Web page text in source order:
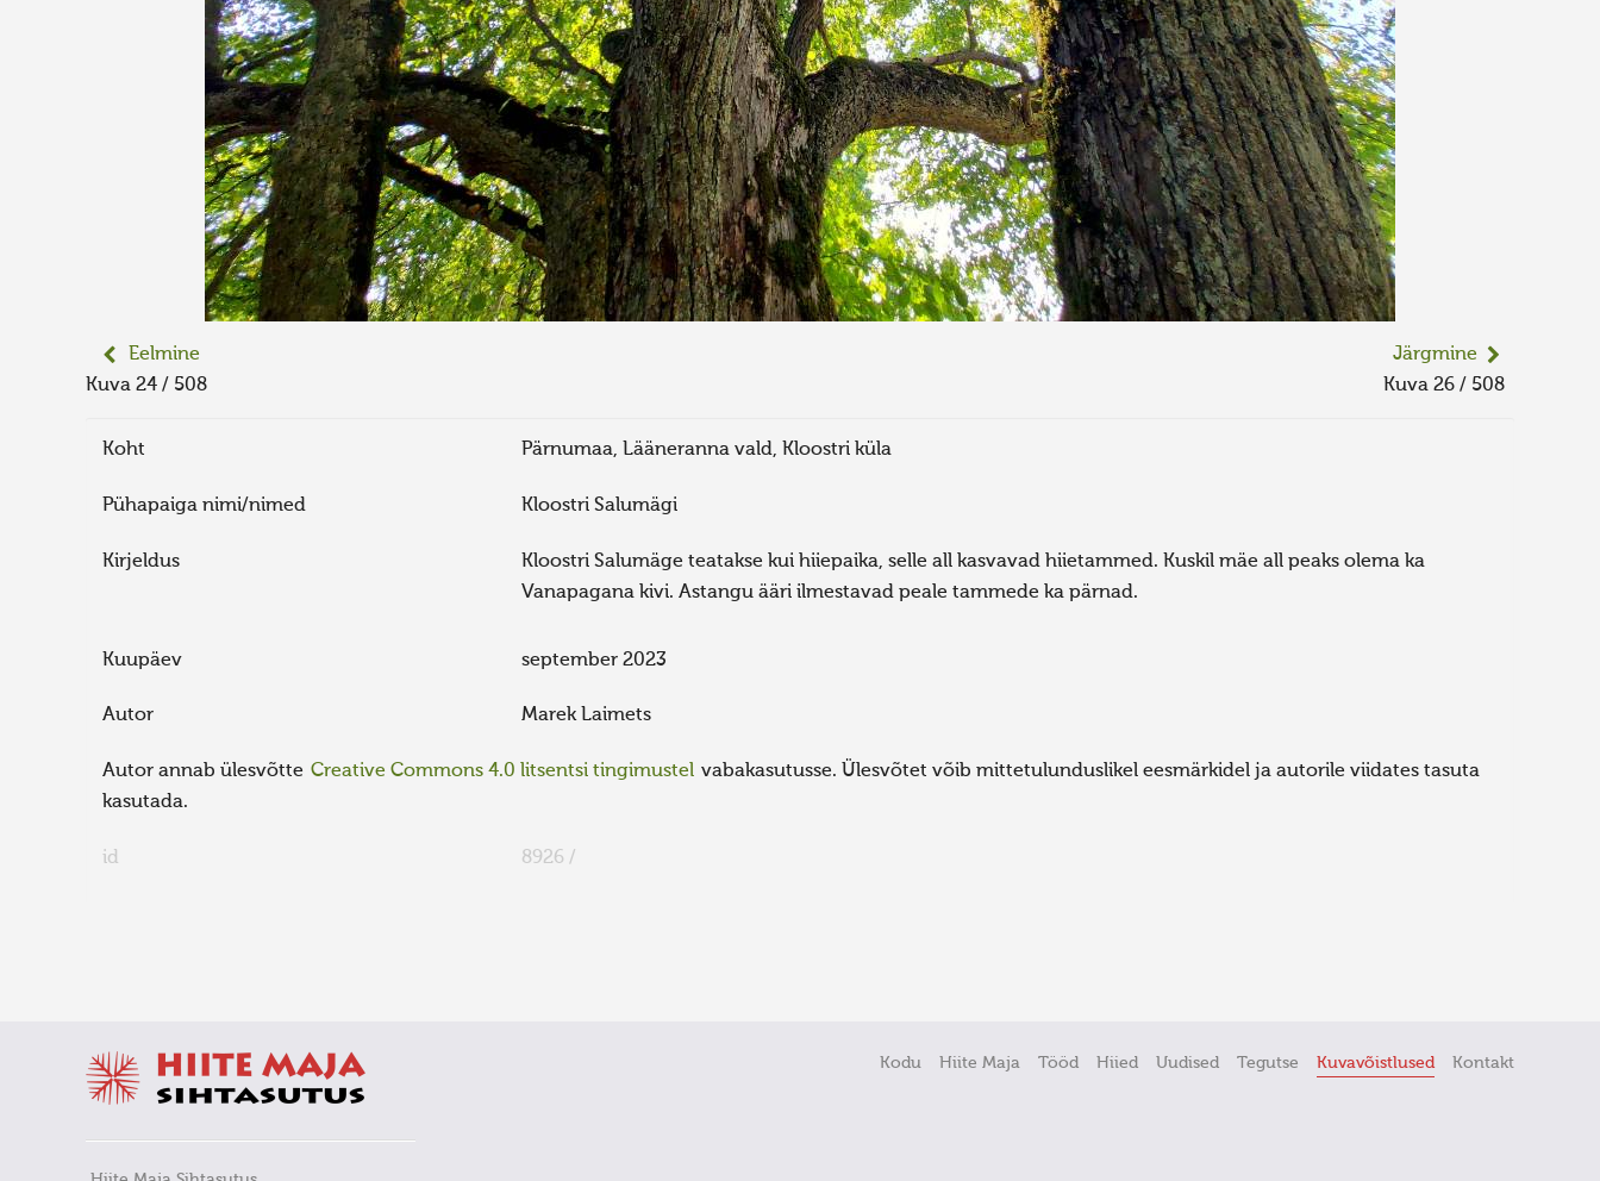
Eelmine
Kuva 24 / 508
Järgmine
Kuva 26 / 508
Koht Pärnumaa, Lääneranna vald, Kloostri küla
Pühapaiga nimi/nimed Kloostri Salumägi
Kirjeldus
Kloostri Salumäge teatakse kui hiiepaika, selle all kasvavad hiietammed. Kuskil mäe all peaks olema ka
Vanapagana kivi. Astangu ääri ilmestavad peale tammede ka pärnad.
Kuupäev september 2023
Autor Marek Laimets
Autor annab ülesvõtte Creative Commons 4.0 litsentsi tingimustel vabakasutusse. Ülesvõtet võib mittetulunduslikel eesmärkidel ja autorile viidates tasuta
kasutada.
id 8926 /
Kodu Hiite Maja Tööd Hiied Uudised Tegutse Kuvavõistlused Kontakt